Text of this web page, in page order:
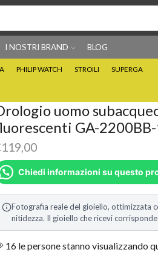
I NOSTRI BRAND BLOG
PHILIP WATCH STROILI SUPERGA
uomo
GA-2200BB-
119,00
Chiedi informazioni su questo
Fotografia reale del gioiello, ottimizzata
nitidezza. Il gioiello che ricevi
16 le persone stanno visualizzando